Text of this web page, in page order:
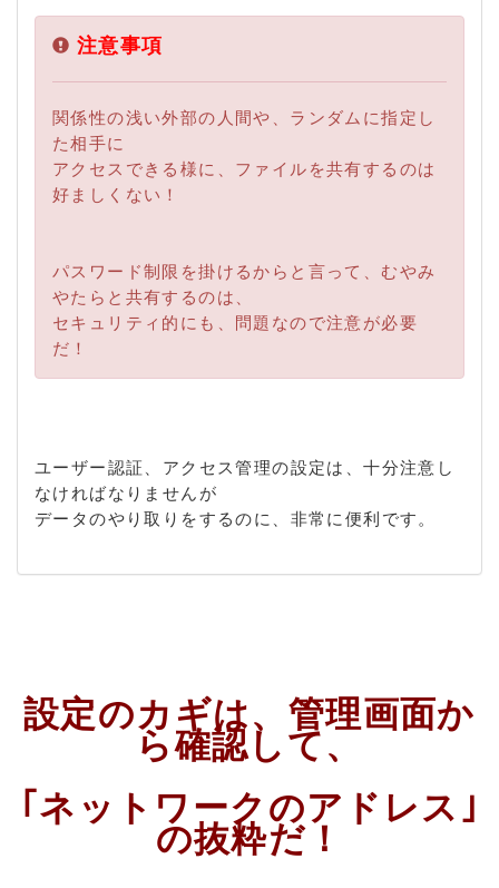
注意事項
関係性の浅い外部の人間や、ランダムに指定し
た相手に
アクセスできる様に、ファイルを共有するのは
好ましくない！
パスワード制限を掛けるからと言って、むやみ
やたらと共有するのは、
セキュリティ的にも、問題なので注意が必要
だ！
ユーザー認証、アクセス管理の設定は、十分注意し
なければなりませんが
データのやり取りをするのに、非常に便利です。
設定のカギは、管理画面か
ら確認して、
｢ネットワークのアドレス｣
の抜粋だ！